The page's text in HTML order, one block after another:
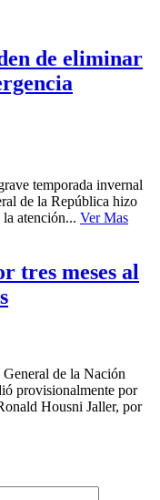
de eliminar
temporada invernal
de la República hizo
atención... Ver Mas
tres meses al
de la Nación
provisionalmente por
Housni Jaller, por